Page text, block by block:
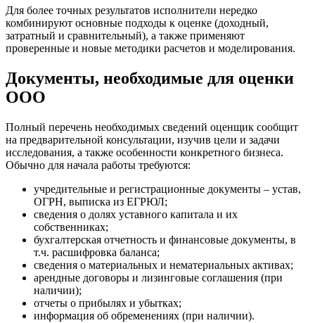
Для более точных результатов исполнители нередко
комбинируют основные подходы к оценке (доходный,
затратный и сравнительный), а также применяют
проверенные и новые методики расчетов и моделирования.
Документы, необходимые для оценки
ООО
Полный перечень необходимых сведений оценщик сообщит
на предварительной консультации, изучив цели и задачи
исследования, а также особенности конкретного бизнеса.
Обычно для начала работы требуются:
учредительные и регистрационные документы – устав,
ОГРН, выписка из ЕГРЮЛ;
сведения о долях уставного капитала и их
собственниках;
бухгалтерская отчетность и финансовые документы, в
т.ч. расшифровка баланса;
сведения о материальных и нематериальных активах;
арендные договоры и лизинговые соглашения (при
наличии);
отчеты о прибылях и убытках;
информация об обременениях (при наличии).
Гусь-Хрустальный
Дедовск
Дербент
Джанкой
Дзержинск
Дзержинский
Димитровград
Долгопрудный
Домодедово
Донецк
Дюртюли
Евпатория
Егорьевск
Екатеринбург
Елабуга
Елизово